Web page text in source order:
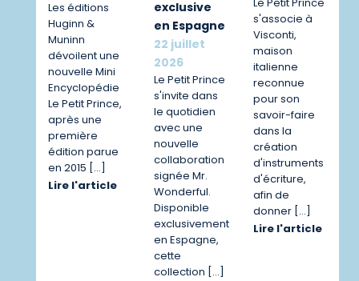
Les éditions
Huginn &
Muninn
dévoilent une
nouvelle Mini
Encyclopédie
Le Petit Prince,
après une
première
édition parue
en 2015 […]
Lire l'article
exclusive
en Espagne
22 juillet
2026
Le Petit Prince
s'invite dans
le quotidien
avec une
nouvelle
collaboration
signée Mr.
Wonderful.
Disponible
exclusivement
en Espagne,
cette
collection […]
s'associe à
Visconti,
maison
italienne
reconnue
pour son
savoir-faire
dans la
création
d'instruments
d'écriture,
afin de
donner […]
Lire l'article